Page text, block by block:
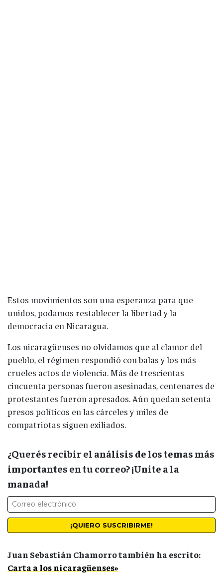
Estos movimientos son una esperanza para que
unidos, podamos restablecer la libertad y la
democracia en Nicaragua.
Los nicaragüenses no olvidamos que al clamor del
pueblo, el régimen respondió con balas y los más
crueles actos de violencia. Más de trescientas
cincuenta personas fueron asesinadas, centenares de
protestantes fueron apresados. Aún quedan setenta
presos políticos en las cárceles y miles de
compatriotas siguen exiliados.
¿Querés recibir el análisis de los temas más
importantes en tu correo? ¡Unite a la
manada!
Juan Sebastián Chamorro también ha escrito:
Carta a los nicaragüenses»